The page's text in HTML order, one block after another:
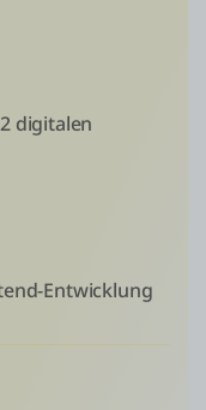
digitalen
Entwicklung